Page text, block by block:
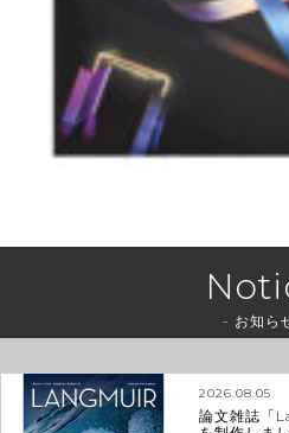
- お知ら
2026.08.05
論文雑誌「